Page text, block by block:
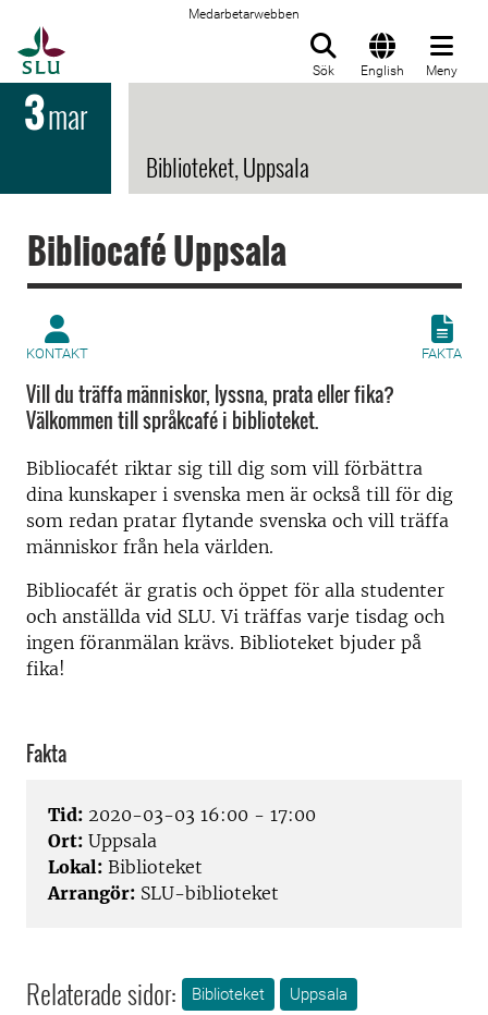
Medarbetarwebben
Sök English Meny
3mar
Biblioteket, Uppsala
Bibliocafé Uppsala
KONTAKT FAKTA
Vill du träffa människor, lyssna, prata eller fika?
Välkommen till språkcafé i biblioteket.
Bibliocafét riktar sig till dig som vill förbättra
dina kunskaper i svenska men är också till för dig
som redan pratar flytande svenska och vill träffa
människor från hela världen.
Bibliocafét är gratis och öppet för alla studenter
och anställda vid SLU. Vi träffas varje tisdag och
ingen föranmälan krävs. Biblioteket bjuder på
fika!
Fakta
Tid: 2020-03-03 16:00 - 17:00
Ort: Uppsala
Lokal: Biblioteket
Arrangör: SLU-biblioteket
Relaterade sidor: Biblioteket Uppsala